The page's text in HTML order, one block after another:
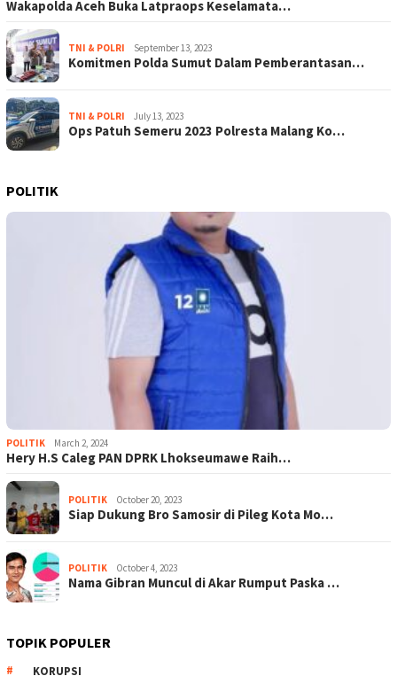
Wakapolda Aceh Buka Latpraops Keselamata…
TNI & POLRI September 13, 2023
Komitmen Polda Sumut Dalam Pemberantasan…
TNI & POLRI July 13, 2023
Ops Patuh Semeru 2023 Polresta Malang Ko…
POLITIK
POLITIK March 2, 2024
Hery H.S Caleg PAN DPRK Lhokseumawe Raih…
POLITIK October 20, 2023
Siap Dukung Bro Samosir di Pileg Kota Mo…
POLITIK October 4, 2023
Nama Gibran Muncul di Akar Rumput Paska …
TOPIK POPULER
KORUPSI